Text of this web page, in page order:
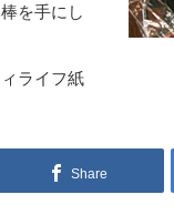
を手にし
ライフ紙
Share